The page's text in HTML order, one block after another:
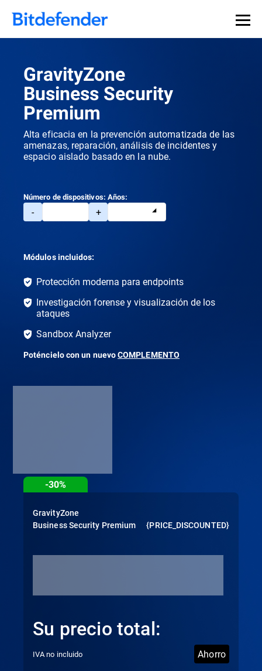
GravityZone
Business Security
Premium
Alta eficacia en la prevención automatizada de las
amenazas, reparación, análisis de incidentes y
espacio aislado basado en la nube.
Número de dispositivos:
- +
Años:
Módulos incluidos:
Protección moderna para endpoints
Investigación forense y visualización de los
ataques
Sandbox Analyzer
Poténcielo con un nuevoCOMPLEMENTO
-30%
GravityZone
Business Security Premium
{PRICE_DISCOUNTED}
Su precio total:
IVA no incluido Ahorro